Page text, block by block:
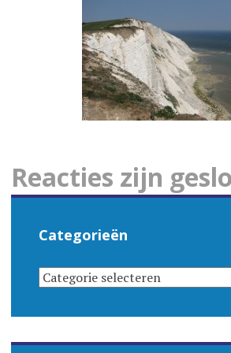
Reacties zijn
Categorieën
CATEGORIEËN